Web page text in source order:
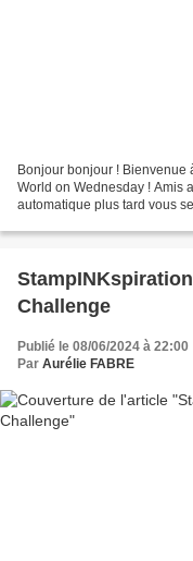
Bonjour bonjour ! Bienvenue
World on Wednesday ! Amis
automatique plus tard vous
Challenge
Publié le 08/06/2024 à 22:00
Par Aurélie FABRE